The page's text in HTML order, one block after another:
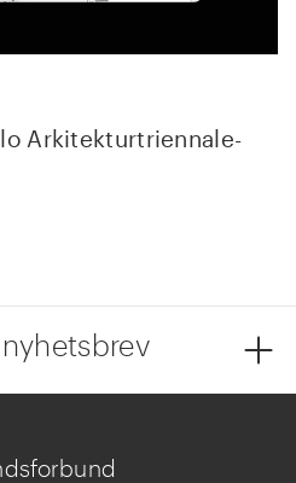
Arkitekturtriennale-